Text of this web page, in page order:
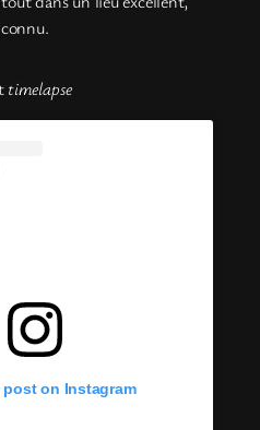
timelapse
post on Instagram